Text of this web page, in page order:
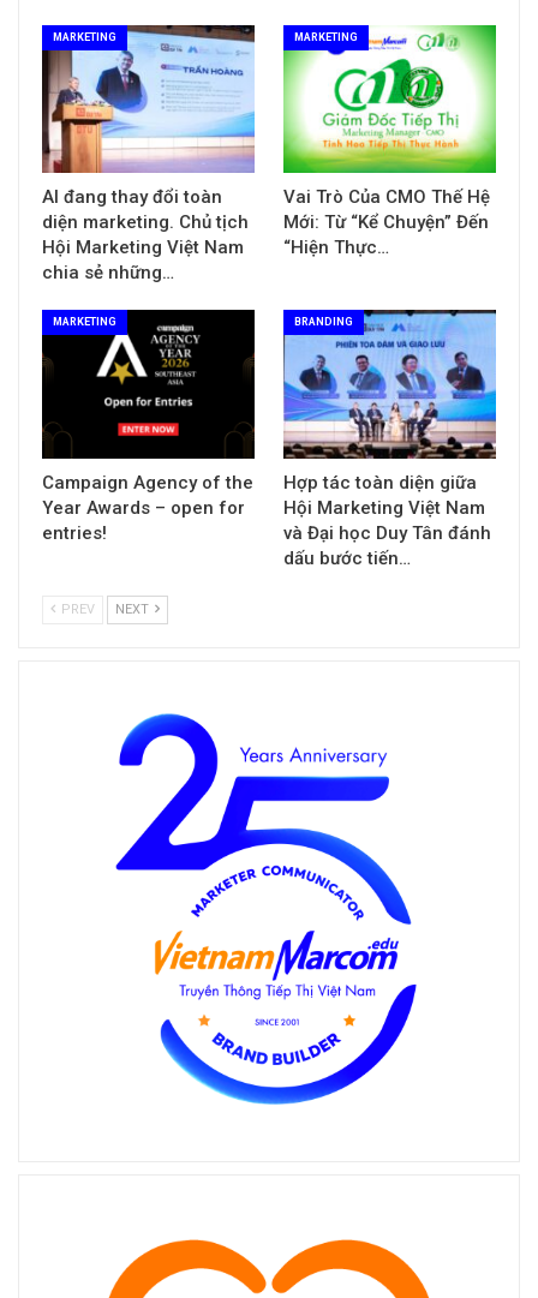
MARKETING
AI đang thay đổi toàn
diện marketing. Chủ tịch
Hội Marketing Việt Nam
chia sẻ những…
MARKETING
Vai Trò Của CMO Thế Hệ
Mới: Từ “Kể Chuyện” Đến
“Hiện Thực…
MARKETING
Campaign Agency of the
Year Awards – open for
entries!
BRANDING
Hợp tác toàn diện giữa
Hội Marketing Việt Nam
và Đại học Duy Tân đánh
dấu bước tiến…
PREV NEXT